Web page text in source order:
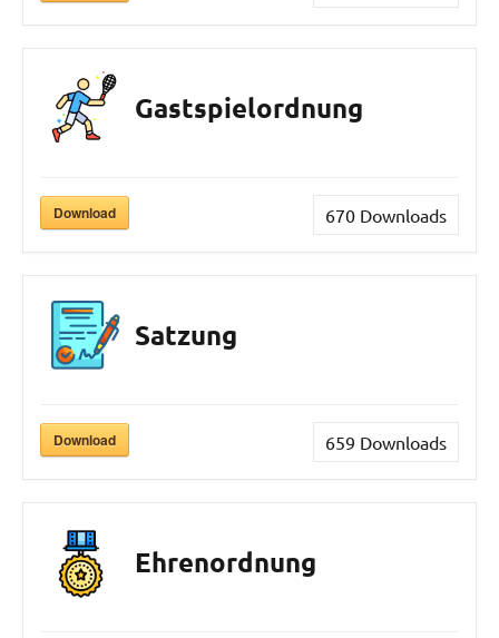
Gastspielordnung
Download 670 Downloads
Satzung
Download 659 Downloads
Ehrenordnung